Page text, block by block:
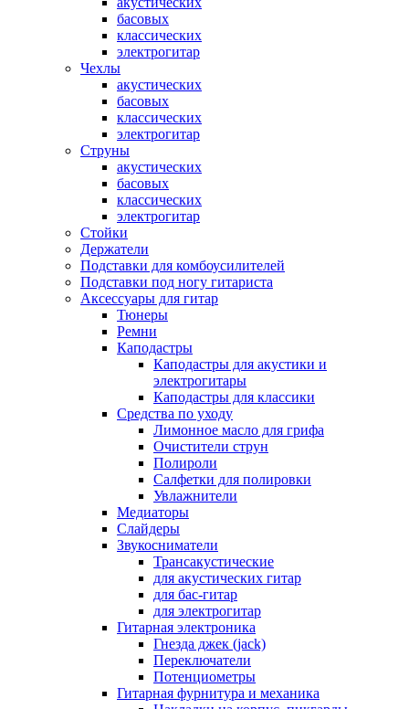
басовых
классических
электрогитар
Чехлы
акустических
басовых
классических
электрогитар
Струны
акустических
басовых
классических
электрогитар
Стойки
Держатели
Подставки для комбоусилителей
Подставки под ногу гитариста
Аксессуары для гитар
Тюнеры
Ремни
Каподастры
Каподастры для акустики и
электрогитары
Каподастры для классики
Средства по уходу
Лимонное масло для грифа
Очистители струн
Полироли
Салфетки для полировки
Увлажнители
Медиаторы
Слайдеры
Звукосниматели
Трансакустические
для акустических гитар
для бас-гитар
для электрогитар
Гитарная электроника
Гнезда джек (jack)
Переключатели
Потенциометры
Гитарная фурнитура и механика